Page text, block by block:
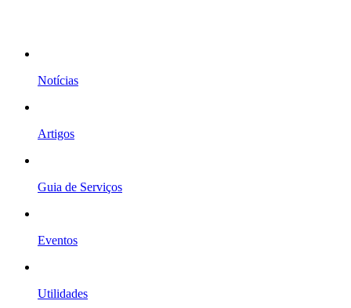
Notícias
Artigos
Guia de Serviços
Eventos
Utilidades